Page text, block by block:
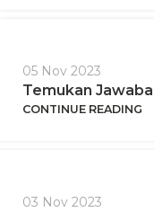
05 Nov 2023
Temukan
CONTINUE READING
03 Nov 2023